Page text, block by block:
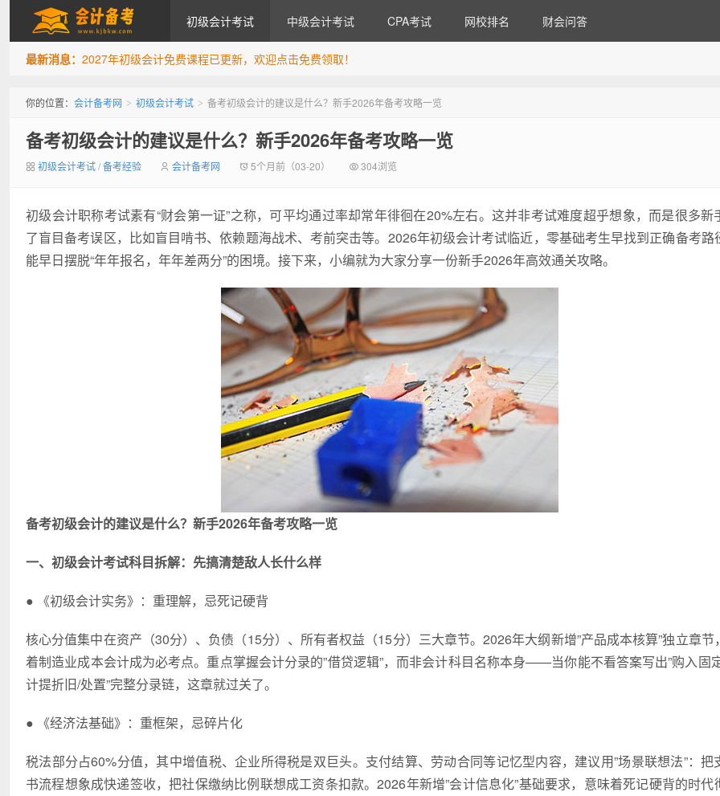
初级会计考试 中级会计考试 CPA考试 网校排名 财会问答
最新消息： 2027年初级会计免费课程已更新，欢迎点击免费领取！
你的位置： 会计备考网 > 初级会计考试 > 备考初级会计的建议是什么？新手2026年备考攻略一览
备考初级会计的建议是什么？新手2026年备考攻略一览
初级会计考试/备考经验 会计备考网 5个月前（03-20） 304浏览
初级会计职称考试素有“财会第一证”之称，可平均通过率却常年徘徊在20%左右。这并非考试难度超乎想象，而是很多新
了盲目备考误区，比如盲目啃书、依赖题海战术、考前突击等。2026年初级会计考试临近，零基础考生早找到正确备考路
能早日摆脱“年年报名，年年差两分”的困境。接下来，小编就为大家分享一份新手2026年高效通关攻略。
备考初级会计的建议是什么？新手2026年备考攻略一览
一、初级会计考试科目拆解：先搞清楚敌人长什么样
● 《初级会计实务》：重理解，忌死记硬背
核心分值集中在资产（30分）、负债（15分）、所有者权益（15分）三大章节。2026年大纲新增”产品成本核算”独立章节
着制造业成本会计成为必考点。重点掌握会计分录的”借贷逻辑”，而非会计科目名称本身——当你能不看答案写出”购入固
计提折旧/处置”完整分录链，这章就过关了。
● 《经济法基础》：重框架，忌碎片化
税法部分占60%分值，其中增值税、企业所得税是双巨头。支付结算、劳动合同等记忆型内容，建议用”场景联想法”：把
书流程想象成快递签收，把社保缴纳比例联想成工资条扣款。2026年新增”会计信息化”基础要求，意味着死记硬背的时代